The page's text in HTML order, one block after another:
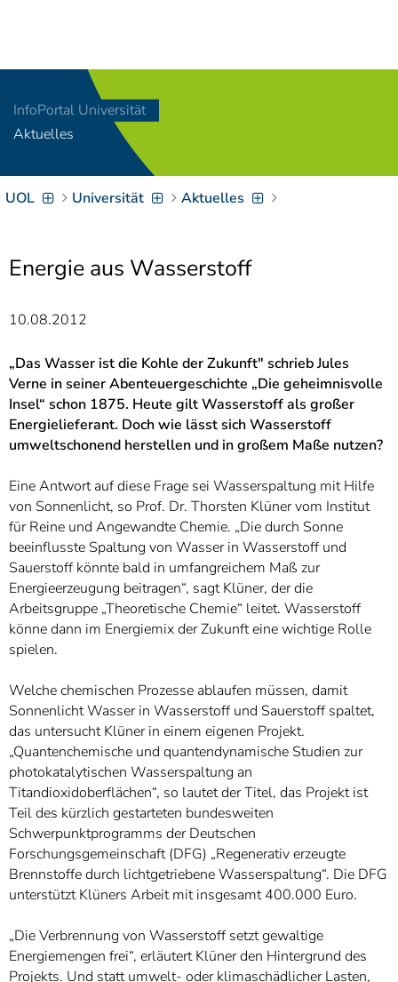
[Access-Key 8
Zum Inhalt springen
Zur Suche springen
[Access-Key 4]
Zur Hauptnavigation
Zur
Zielgruppennavigation
Brotkrumennavigation
springen[Access-Key
7]
Informationen zur
Barrierefreiheit
InfoPortal Universität
Aktuelles
UOL Universität Aktuelles
Energie aus Wasserstoff
10.08.2012
„Das Wasser ist die Kohle der Zukunft" schrieb Jules
Verne in seiner Abenteuergeschichte „Die geheimnisvolle
Insel“ schon 1875. Heute gilt Wasserstoff als großer
Energielieferant. Doch wie lässt sich Wasserstoff
umweltschonend herstellen und in großem Maße nutzen?
Eine Antwort auf diese Frage sei Wasserspaltung mit Hilfe
von Sonnenlicht, so Prof. Dr. Thorsten Klüner vom Institut
für Reine und Angewandte Chemie. „Die durch Sonne
beeinflusste Spaltung von Wasser in Wasserstoff und
Sauerstoff könnte bald in umfangreichem Maß zur
Energieerzeugung beitragen“, sagt Klüner, der die
Arbeitsgruppe „Theoretische Chemie“ leitet. Wasserstoff
könne dann im Energiemix der Zukunft eine wichtige Rolle
spielen.
Welche chemischen Prozesse ablaufen müssen, damit
Sonnenlicht Wasser in Wasserstoff und Sauerstoff spaltet,
das untersucht Klüner in einem eigenen Projekt.
„Quantenchemische und quantendynamische Studien zur
photokatalytischen Wasserspaltung an
Titandioxidoberflächen“, so lautet der Titel, das Projekt ist
Teil des kürzlich gestarteten bundesweiten
Schwerpunktprogramms der Deutschen
Forschungsgemeinschaft (DFG) „Regenerativ erzeugte
Brennstoffe durch lichtgetriebene Wasserspaltung“. Die DFG
unterstützt Klüners Arbeit mit insgesamt 400.000 Euro.
„Die Verbrennung von Wasserstoff setzt gewaltige
Energiemengen frei“, erläutert Klüner den Hintergrund des
Projekts. Und statt umwelt- oder klimaschädlicher Lasten,